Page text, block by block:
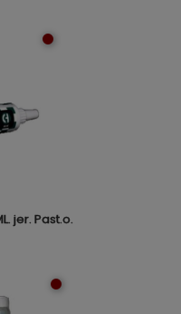
jer. Past.o.